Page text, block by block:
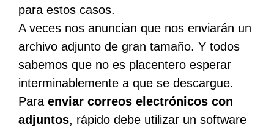
para estos casos.
A veces nos anuncian que nos enviarán un
archivo adjunto de gran tamaño. Y todos
sabemos que no es placentero esperar
interminablemente a que se descargue.
Para enviar correos electrónicos con
adjuntos, rápido debe utilizar un software